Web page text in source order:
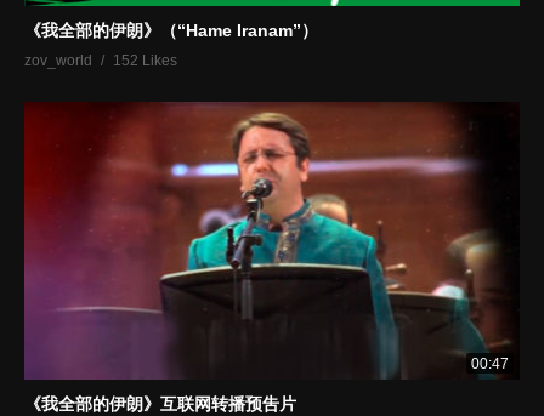
《我全部的伊朗》（“Hame Iranam”）
zov_world 152 Likes
00:47
《我全部的伊朗》互联网转播预吿片